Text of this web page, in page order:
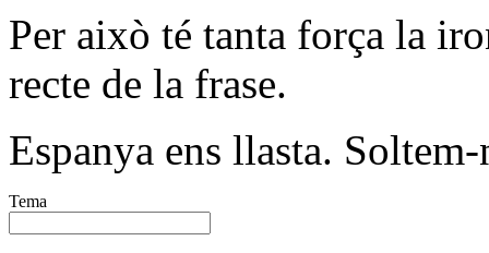
Per això té tanta força la
recte de la frase.
Espanya ens llasta.
Tema